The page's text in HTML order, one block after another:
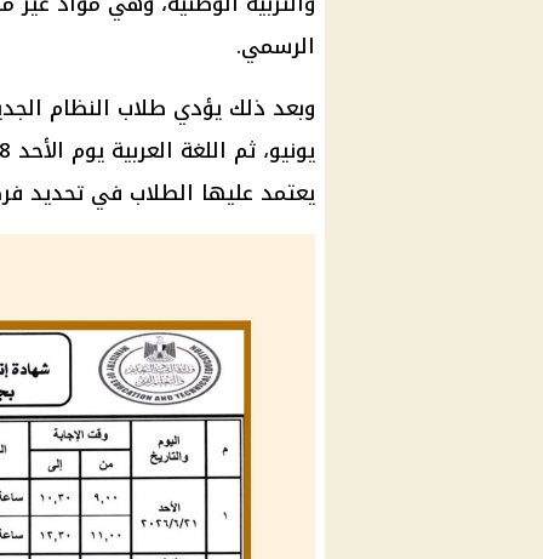
الرسمي.
وبعد ذلك يؤدي طلاب النظام
يعتمد عليها الطلاب في تحديد